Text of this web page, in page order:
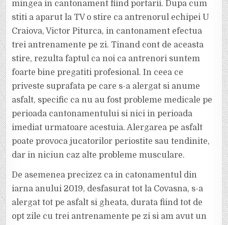
mingea in cantonament fiind portarii. Dupa cum
stiti a aparut la TV o stire ca antrenorul echipei U
Craiova, Victor Piturca, in cantonament efectua
trei antrenamente pe zi. Tinand cont de aceasta
stire, rezulta faptul ca noi ca antrenori suntem
foarte bine pregatiti profesional. In ceea ce
priveste suprafata pe care s-a alergat si anume
asfalt, specific ca nu au fost probleme medicale pe
perioada cantonamentului si nici in perioada
imediat urmatoare acestuia. Alergarea pe asfalt
poate provoca jucatorilor periostite sau tendinite,
dar in niciun caz alte probleme musculare.
De asemenea precizez ca in catonamentul din
iarna anului 2019, desfasurat tot la Covasna, s-a
alergat tot pe asfalt si gheata, durata fiind tot de
opt zile cu trei antrenamente pe zi si am avut un